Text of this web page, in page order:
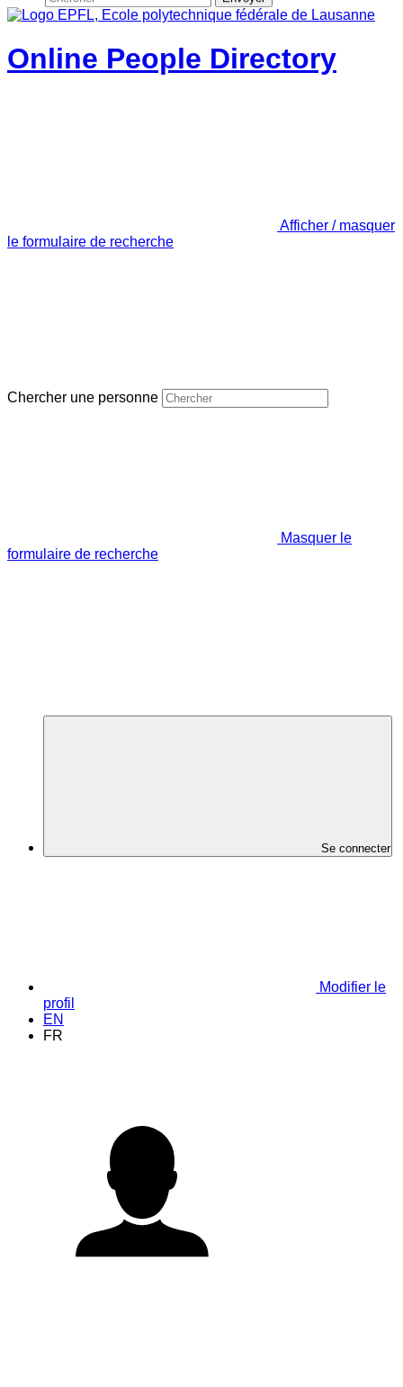
Online People Directory
Afficher / masquer
le formulaire de recherche
Chercher une personne
Masquer le
formulaire de recherche
Se connecter
Modifier le
profil
EN
FR